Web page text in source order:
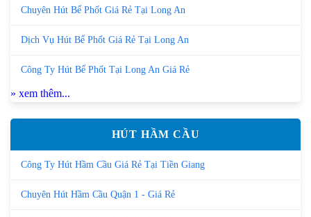
Chuyên Hút Bể Phốt Giá Rẻ Tại Long An
Dịch Vụ Hút Bể Phốt Giá Rẻ Tại Long An
Công Ty Hút Bể Phốt Tại Long An Giá Rẻ
» xem thêm...
HÚT HẦM CẦU
Công Ty Hút Hầm Cầu Giá Rẻ Tại Tiền Giang
Chuyên Hút Hầm Cầu Quận 1 - Giá Rẻ